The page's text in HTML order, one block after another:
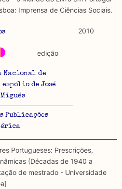
não foi possível ter acesso
de expressão. Trata-se de
dado que é
: são combinadas ambas
ser exportados em formato
programas de folha de cálculo
Imprensa de Ciências Sociais.
2010
de
de José
Publicações
edição
Portugueses: Prescrições,
(Décadas de 1940 a
de mestrado - Universidade